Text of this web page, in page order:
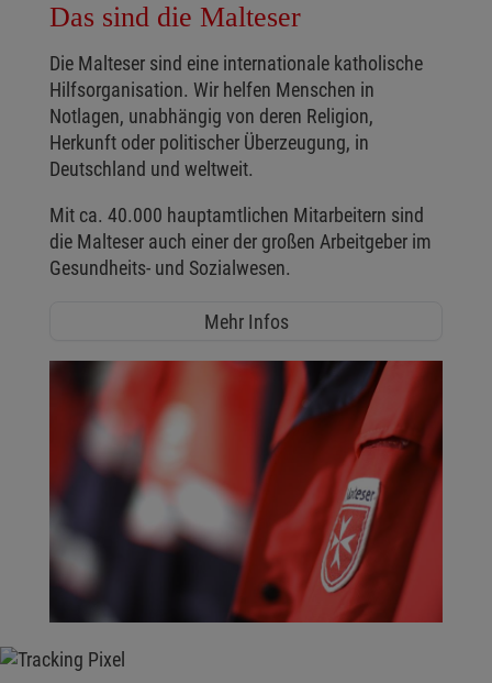
Das sind die Malteser
Die Malteser sind eine internationale katholische
Hilfsorganisation. Wir helfen Menschen in
Notlagen, unabhängig von deren Religion,
Herkunft oder politischer Überzeugung, in
Deutschland und weltweit.
Mit ca. 40.000 hauptamtlichen Mitarbeitern sind
die Malteser auch einer der großen Arbeitgeber im
Gesundheits- und Sozialwesen.
Mehr Infos